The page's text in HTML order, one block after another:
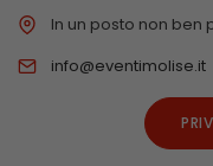
In un posto non ben
info@eventimolise.it